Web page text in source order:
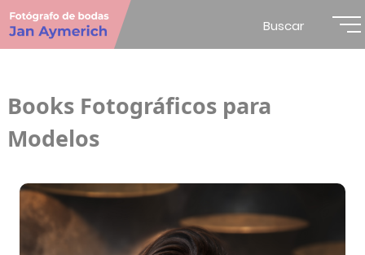
Buscar
Books Fotográficos para
Modelos